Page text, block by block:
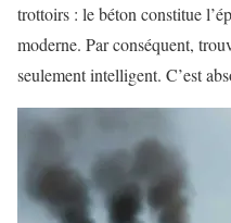
trottoirs : le béton constitue
moderne. Par conséquent,
seulement intelligent. C’est